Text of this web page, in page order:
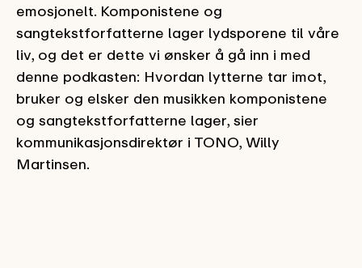
emosjonelt. Komponistene og
sangtekstforfatterne lager lydsporene til våre
liv, og det er dette vi ønsker å gå inn i med
denne podkasten: Hvordan lytterne tar imot,
bruker og elsker den musikken komponistene
og sangtekstforfatterne lager, sier
kommunikasjonsdirektør i TONO, Willy
Martinsen.